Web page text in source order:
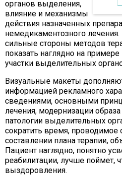
органов выделения,
влияние и механизмы
действия назначенных
немедикаментозного
сильные стороны методов
показать наглядно на
участки выделительных
Визуальные макеты
информацией рекламного
сведениями, основными
лечения, модернизации
патологии выделительных
сократить время, проводимое
составлении плана терапии,
Пациент наглядно, понятно
реабилитации, лучше поймет,
выздоровления.